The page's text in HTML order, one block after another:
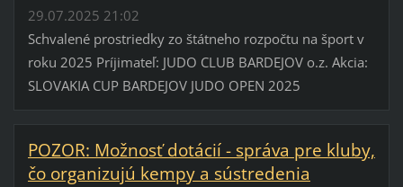
29.07.2025 21:02
Schvalené prostriedky zo štátneho rozpočtu na šport v
roku 2025 Príjimateľ: JUDO CLUB BARDEJOV o.z. Akcia:
SLOVAKIA CUP BARDEJOV JUDO OPEN 2025
POZOR: Možnosť dotácií - správa pre kluby,
čo organizujú kempy a sústredenia